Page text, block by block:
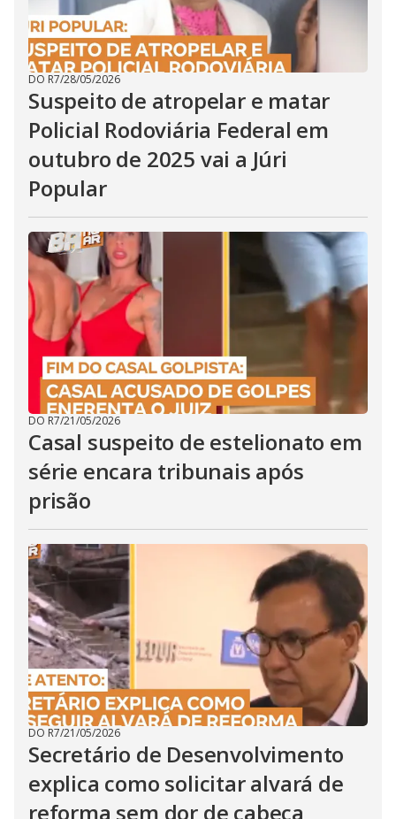
DO R7/28/05/2026
Suspeito de atropelar e matar
Policial Rodoviária Federal em
outubro de 2025 vai a Júri
Popular
DO R7/21/05/2026
Casal suspeito de estelionato em
série encara tribunais após
prisão
DO R7/21/05/2026
Secretário de Desenvolvimento
explica como solicitar alvará de
reforma sem dor de cabeça